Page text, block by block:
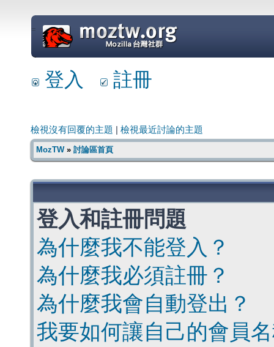
=
登入 註冊
檢視沒有回覆的主題 檢視最近討論的主題
MozTW» 討論區首頁
登入和註冊問題
為什麼我不能登入？
為什麼我必須註冊？
為什麼我會自動登出？
我要如何讓自己的會員